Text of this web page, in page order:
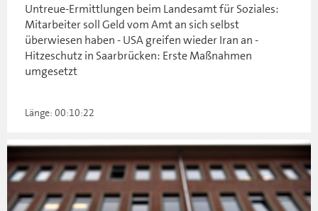
Untreue-Ermittlungen beim Landesamt für Soziales:
Mitarbeiter soll Geld vom Amt an sich selbst
überwiesen haben - USA greifen wieder Iran an -
Hitzeschutz in Saarbrücken: Erste Maßnahmen
umgesetzt
Länge: 00:10:22